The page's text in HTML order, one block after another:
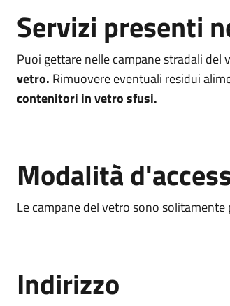
Servizi presenti
Puoi gettare nelle campane stradali del
vetro. Rimuovere eventuali residui
contenitori in vetro sfusi.
Modalità
Le campane del vetro sono
Indirizzo